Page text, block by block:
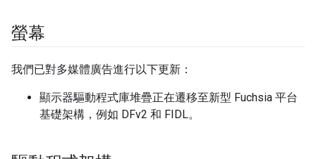
螢幕
我們已對多媒體廣告進行以下更新：
顯示器驅動程式庫堆疊正在遷移至新型 Fuchsia 平台
基礎架構，例如 DFv2 和 FIDL。